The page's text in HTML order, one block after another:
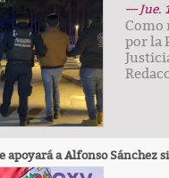
— Jue.
Como
por la
apoyará a Alfonso Sánchez